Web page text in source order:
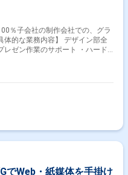
％子会社の制作会社での、グラ
レゼン作業のサポート ・ハード
、健康食品等多数でスキルアッ
の可能性もございます。
でWeb・紙媒体を手掛け